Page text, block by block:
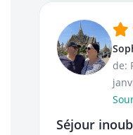
de:
Séjour